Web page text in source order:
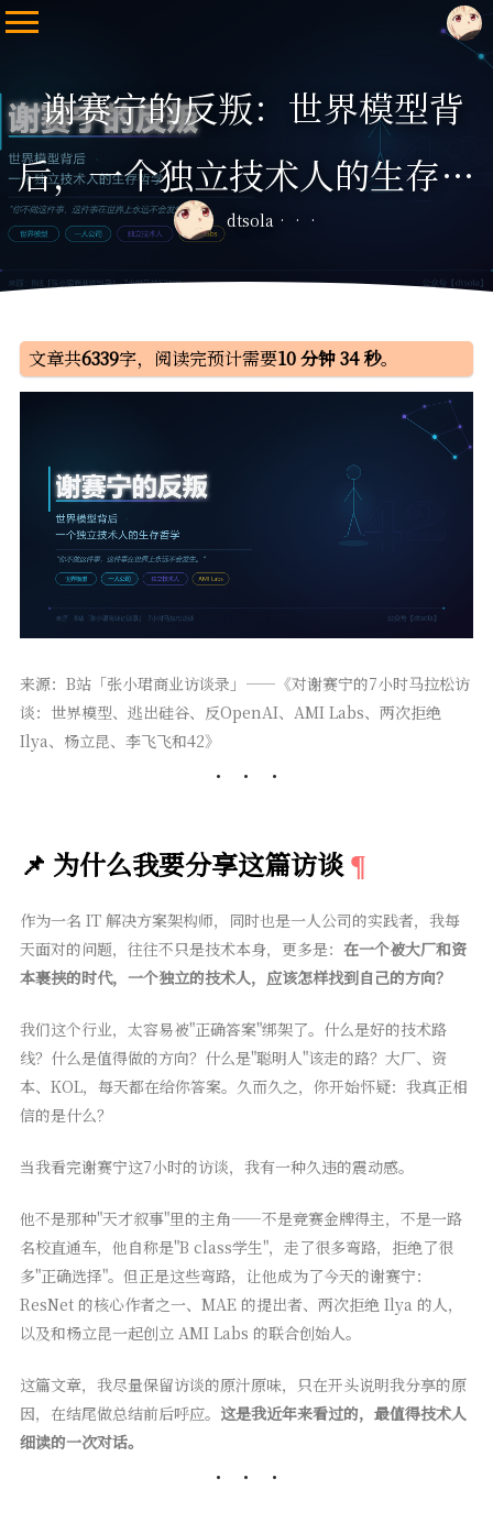
谢赛宁的反叛：世界模型背
后，一个独立技术人的生存哲
学
dtsola
文章共6339字，阅读完预计需要10 分钟 34 秒。
来源：B站「张小珺商业访谈录」——《对谢赛宁的7小时马拉松访
谈：世界模型、逃出硅谷、反OpenAI、AMI Labs、两次拒绝
Ilya、杨立昆、李飞飞和42》
📌 为什么我要分享这篇访谈
作为一名 IT 解决方案架构师，同时也是一人公司的实践者，我每
天面对的问题，往往不只是技术本身，更多是： 在一个被大厂和资
本裹挟的时代，一个独立的技术人，应该怎样找到自己的方向？
我们这个行业，太容易被"正确答案"绑架了。什么是好的技术路
线？什么是值得做的方向？什么是"聪明人"该走的路？大厂、资
本、KOL，每天都在给你答案。久而久之，你开始怀疑：我真正相
信的是什么？
当我看完谢赛宁这7小时的访谈，我有一种久违的震动感。
他不是那种"天才叙事"里的主角——不是竞赛金牌得主，不是一路
名校直通车，他自称是"B class学生"，走了很多弯路，拒绝了很
多"正确选择"。但正是这些弯路，让他成为了今天的谢赛宁：
ResNet 的核心作者之一、MAE 的提出者、两次拒绝 Ilya 的人，
以及和杨立昆一起创立 AMI Labs 的联合创始人。
这篇文章，我尽量保留访谈的原汁原味，只在开头说明我分享的原
因，在结尾做总结前后呼应。 这是我近年来看过的，最值得技术人
细读的一次对话。